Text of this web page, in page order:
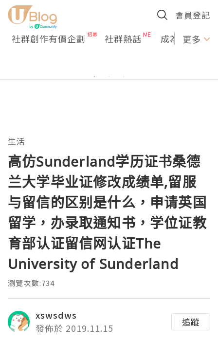
會員登記
社群創作有價企劃 社群熱話 成為U更多
生活
高仿Sunderland学历证书桑德
兰大学毕业证修改成绩单,留服
与留信的区别是什么，申请英国
留学，办录取通知书，学位证教
育部认证留信网认证The
University of Sunderland
瀏覽次數:734
xswsdws
發佈於 2019.11.15
追蹤